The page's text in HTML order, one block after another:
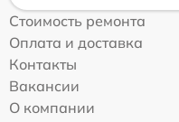
Стоимость ремонта
Оплата и доставка
Контакты
Вакансии
О компании